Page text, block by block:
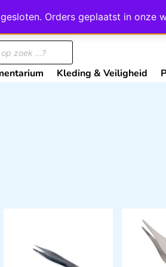
Orders geplaatst in onze
Kleding & Veiligheid